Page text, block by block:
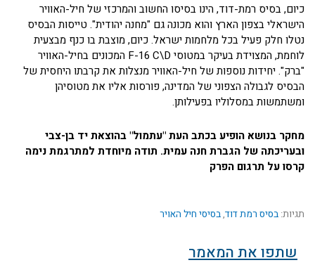
כיום, בסיס רמת-דוד, הינו בסיסו החשוב והמרכזי של חיל-האוויר
הישראלי בצפון הארץ והוא מכונה גם "מחנה יהודית". טייסות הבסיס
נטלו חלק פעיל בכל מלחמות ישראל. כיום, מוצבת בו כנף מבצעית
לוחמת, המצוידת בעיקר במטוסי F-16 C\D המכונים בחיל-האוויר
"ברק". יחידות נוספות של חיל-האוויר מנצלות את קרבתו היחסית של
הבסיס לגבולה הצפוני של המדינה, פורסות אליו את מטוסיהן
ומשתמשות במסלוליו בפעילותן.
מחקר בנושא הופיע בכתב העת "עתמול" בהוצאת יד בן-צבי
ובעריכתה של הגברת חנה עמית. תודה מיוחדת למתרגמת נימה
קרסו על תרגום הפרק
תגיות: בסיס רמת דוד,בסיסי חיל האויר
שתפו את המאמר